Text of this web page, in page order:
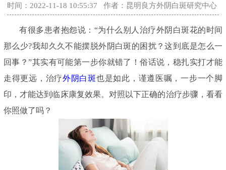
时间：2022-11-18 10:55:37 作者：昆明良方外阴白斑研究中心
有很多患者抱怨说：“为什么别人治疗外阴白斑花的时间
那么少?我却久久不能摆脱外阴白斑的困扰？这到底是怎么一
回事？”其实有可能第一步你就错了！俗话说，稳扎实打才能
走得更远，治疗外阴白斑也是如此，谨遵医嘱，一步一个脚
印，才能达到临床康复效果。对照以下正确的治疗步骤，看看
你照做了吗？